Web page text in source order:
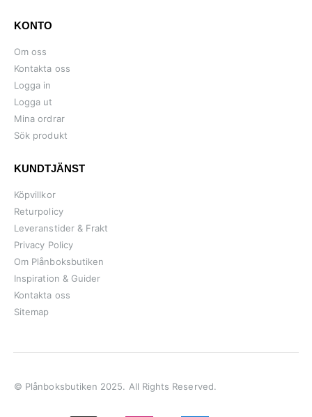
KONTO
Om oss
Kontakta oss
Logga in
Logga ut
Mina ordrar
Sök produkt
KUNDTJÄNST
Köpvillkor
Returpolicy
Leveranstider & Frakt
Privacy Policy
Om Plånboksbutiken
Inspiration & Guider
Kontakta oss
Sitemap
© Plånboksbutiken 2025. All Rights Reserved.